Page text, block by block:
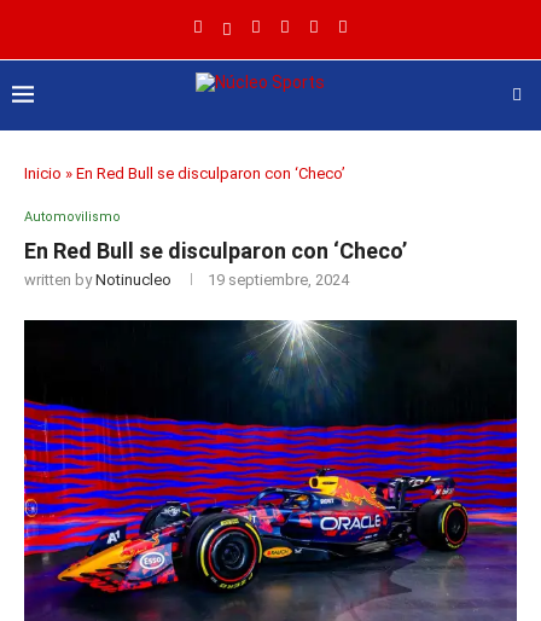
Inicio » En Red Bull se disculparon con ‘Checo’
Automovilismo
En Red Bull se disculparon con ‘Checo’
written byNotinucleo 19 septiembre, 2024